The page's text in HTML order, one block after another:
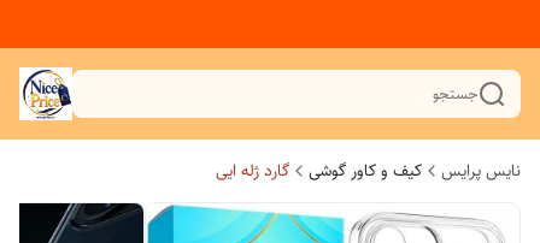
جستجو
نایس پرایس کیف و کاور گوشی گارد ژله ایی